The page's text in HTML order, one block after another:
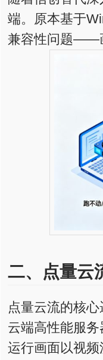
端。原本基于
兼容性问题——
二、点量云
点量云流的核
云端高性能服
运行画面以视